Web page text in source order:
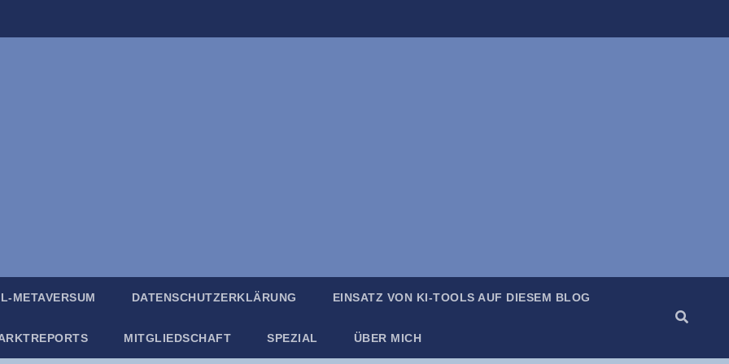
META­VER­SUM DATEN­SCHUTZ­ER­KLÄ­RUNG EIN­SATZ VON KI-TOOLS AUF DIE­SEM BLOG
MIT­GLIED­SCHAFT SPE­ZI­AL ÜBER MICH